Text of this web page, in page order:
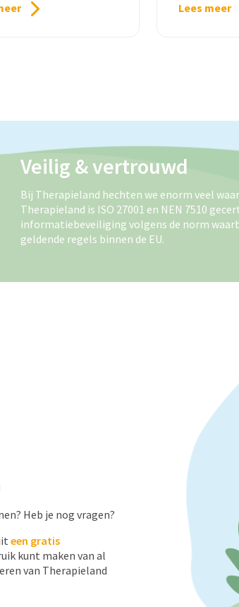
Lees meer
Veilig & vertrouwd
Bij Therapieland hechten we enorm veel
Therapieland is ISO 27001 en NEN 7510
informatiebeveiliging volgens de norm
geldende regels binnen de EU.
Heb je nog vragen?
een gratis
kunt maken van al
van Therapieland